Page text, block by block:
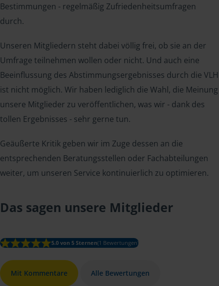
Bestimmungen - regelmäßig Zufriedenheitsumfragen
durch.
Unseren Mitgliedern steht dabei völlig frei, ob sie an der
Umfrage teilnehmen wollen oder nicht. Und auch eine
Beeinflussung des Abstimmungsergebnisses durch die VLH
ist nicht möglich. Wir haben lediglich die Wahl, die Meinung
unsere Mitglieder zu veröffentlichen, was wir - dank des
tollen Ergebnisses - sehr gerne tun.
Geäußerte Kritik geben wir im Zuge dessen an die
entsprechenden Beratungsstellen oder Fachabteilungen
weiter, um unseren Service kontinuierlich zu optimieren.
Das sagen unsere Mitglieder
5.0 von 5 Sternen(1 Bewertungen)
Mit Kommentare Alle Bewertungen